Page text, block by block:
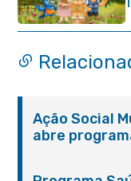
Ação Social
abre